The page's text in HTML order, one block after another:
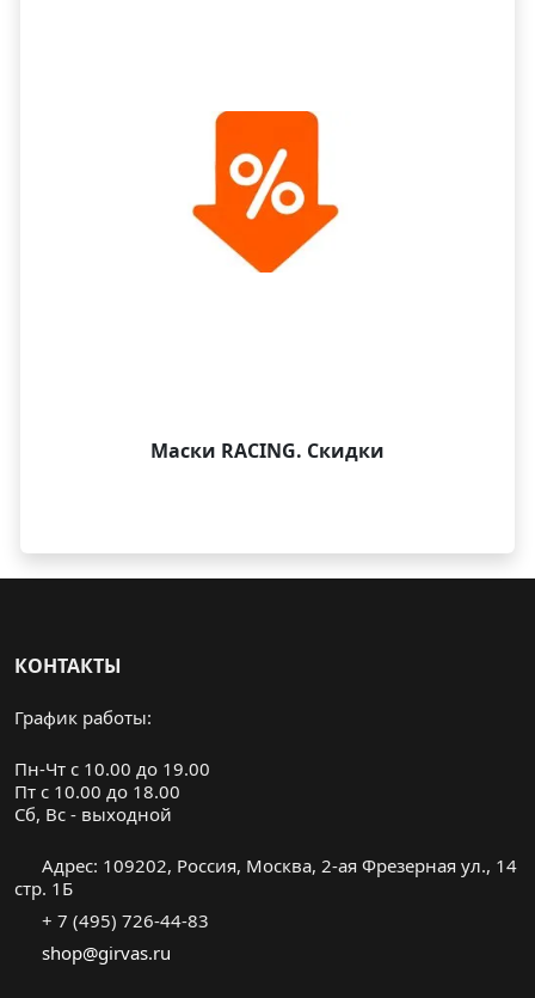
Маски RACING. Скидки
КОНТАКТЫ
График работы:
Пн-Чт с 10.00 до 19.00
Пт с 10.00 до 18.00
Cб, Вс - выходной
Адрес: 109202, Россия, Москва, 2-ая Фрезерная ул., 14
стр. 1Б
+ 7 (495) 726-44-83
shop@girvas.ru